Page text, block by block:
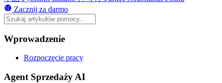
Zacznij za darmo
Wprowadzenie
Rozpoczęcie pracy
Agent Sprzedaży AI